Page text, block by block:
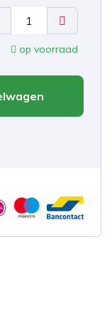
op voorraad